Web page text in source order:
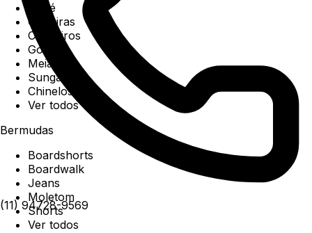
(11) 94728-9569
Boné
Carteiras
Chaveiros
Gorros
Meias
Sunga
Chinelos
Ver todos
Bermudas
Boardshorts
Boardwalk
Jeans
Moletom
Shorts
Ver todos